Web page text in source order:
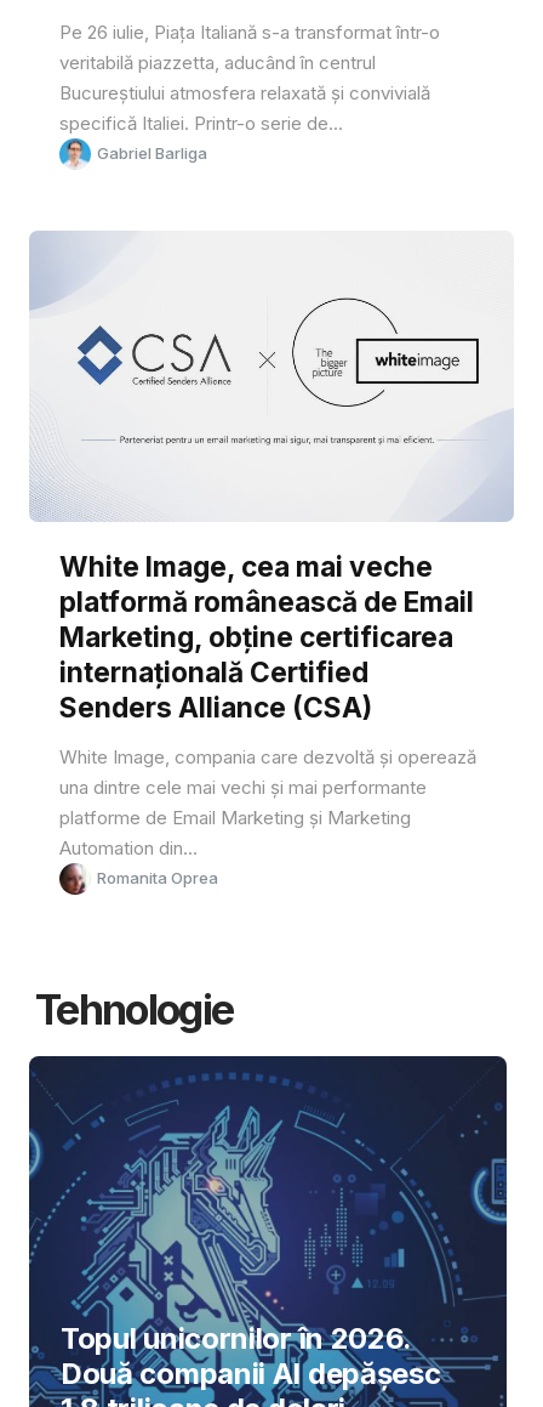
Pe 26 iulie, Piața Italiană s-a transformat într-o
veritabilă piazzetta, aducând în centrul
Bucureștiului atmosfera relaxată și convivială
specifică Italiei. Printr-o serie de...
Gabriel Barliga
White Image, cea mai veche
platformă românească de Email
Marketing, obține certificarea
internațională Certified
Senders Alliance (CSA)
White Image, compania care dezvoltă și operează
una dintre cele mai vechi și mai performante
platforme de Email Marketing și Marketing
Automation din...
Romanita Oprea
Tehnologie
Topul unicornilor în 2026.
Două companii AI depășesc